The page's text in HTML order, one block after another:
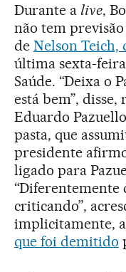
Durante a live,
não tem
de Nelson Teich,
última sexta-
Saúde. “Deixa o
está bem”,
Eduardo
pasta, que
presidente
ligado para
“Diferentemente
criticando”,
implicitamente, a
que foi demitido